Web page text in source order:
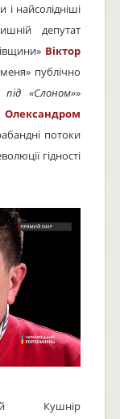
найсолідніші
депутат
Віктор
публічно
під «Слоном»»
Олександром
потоки
гідності
Кушнір